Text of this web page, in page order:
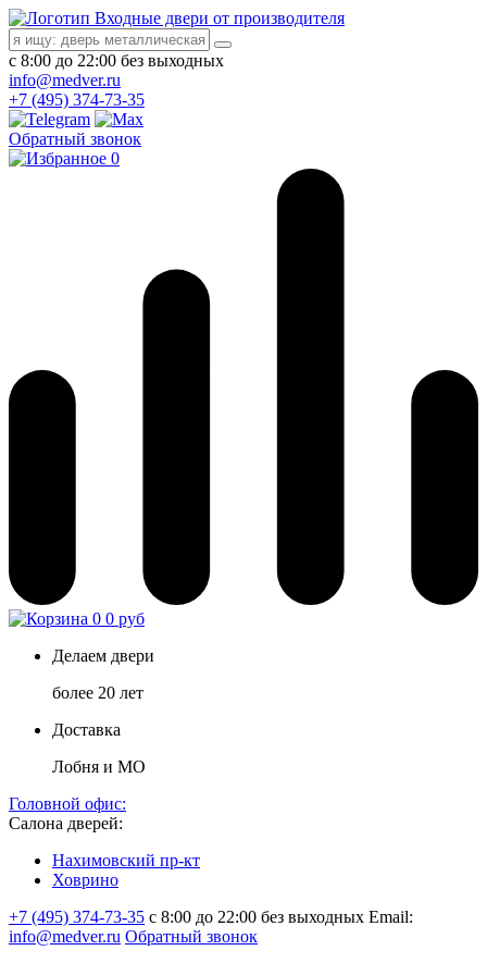
Входные двери от производителя
с 8:00 до 22:00 без выходных
info@medver.ru
+7 (495) 374-73-35
Обратный звонок
0
0 0 руб
Делаем двери
более 20 лет
Доставка
Лобня и МО
Головной офис:
Салона дверей:
Нахимовский пр-кт
Ховрино
+7 (495) 374-73-35 с 8:00 до 22:00 без выходных Email:
info@medver.ru Обратный звонок